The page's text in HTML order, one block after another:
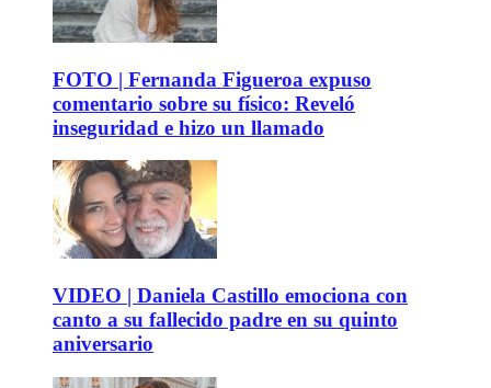
FOTO | Fernanda Figueroa expuso
comentario sobre su físico: Reveló
inseguridad e hizo un llamado
VIDEO | Daniela Castillo emociona con
canto a su fallecido padre en su quinto
aniversario